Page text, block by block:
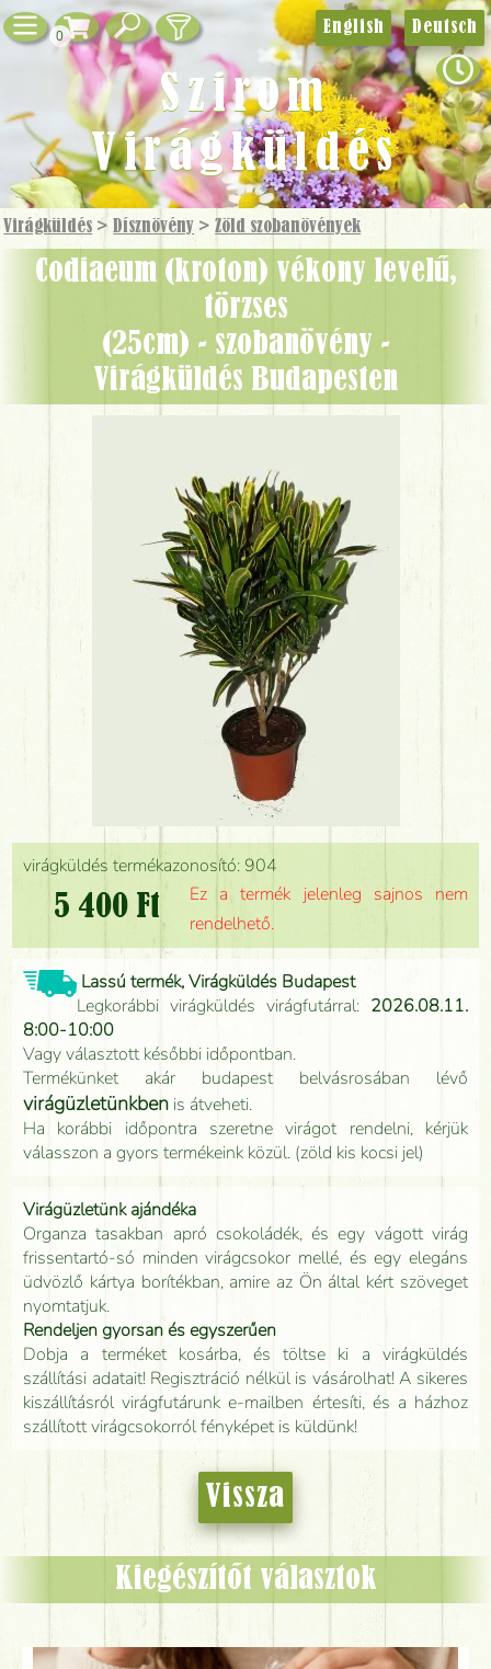
0
Virágküldés > Dísznövény >Zöld szobanövények
Codiaeum (kroton) vékony levelű,
törzses
(25cm) - szobanövény -
Virágküldés Budapesten
virágküldés termékazonosító: 904
5 400 Ft
Ez a termék jelenleg sajnos nem
rendelhető.
Lassú termék, Virágküldés Budapest
Legkorábbi virágküldés virágfutárral: 2026.08.11.
8:00-10:00
Vagy választott későbbi időpontban.
Termékünket akár budapest belvásrosában lévő
virágüzletünkben is átveheti.
Ha korábbi időpontra szeretne virágot rendelni, kérjük
válasszon a gyors termékeink közül. (zöld kis kocsi jel)
Virágüzletünk ajándéka
Organza tasakban apró csokoládék, és egy vágott virág
frissentartó-só minden virágcsokor mellé, és egy elegáns
üdvözlő kártya borítékban, amire az Ön által kért szöveget
nyomtatjuk.
Rendeljen gyorsan és egyszerűen
Dobja a terméket kosárba, és töltse ki a virágküldés
szállítási adatait! Regisztráció nélkül is vásárolhat! A sikeres
kiszállításról virágfutárunk e-mailben értesíti, és a házhoz
szállított virágcsokorról fényképet is küldünk!
Vissza
Kiegészítőt választok
English Deutsch
Szirom
Virágküldés